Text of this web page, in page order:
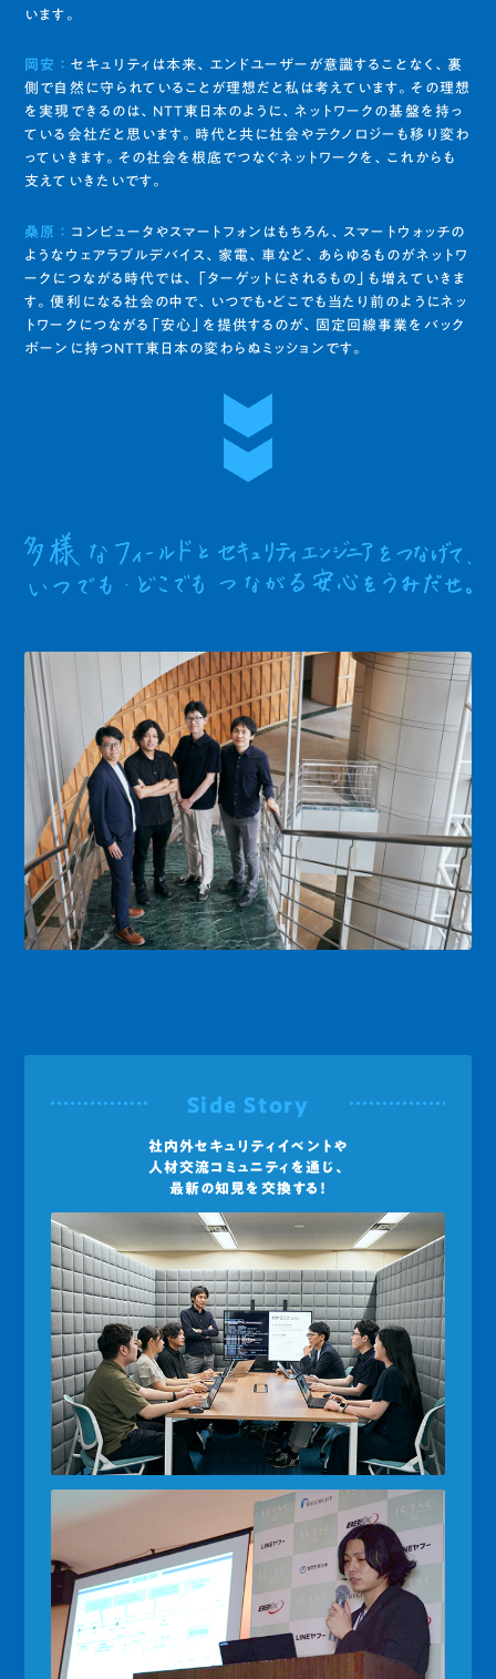
います。
岡安 ： セキュリティは本来、エンドユーザーが意識することなく、裏
側で自然に守られていることが理想だと私は考えています。その理想
を実現できるのは、NTT東日本のように、ネットワークの基盤を持っ
ている会社だと思います。時代と共に社会やテクノロジーも移り変わ
っていきます。その社会を根底でつなぐネットワークを、これからも
支えていきたいです。
桑原 ： コンピュータやスマートフォンはもちろん、スマートウォッチの
ようなウェアラブルデバイス、家電、車など、あらゆるものがネットワ
ークにつながる時代では、「ターゲットにされるもの」も増えていきま
す。便利になる社会の中で、いつでも・どこでも当たり前のようにネッ
トワークにつながる「安心」を提供するのが、固定回線事業をバック
ボーンに持つNTT東日本の変わらぬミッションです。
Side Story
社内外セキュリティイベントや
人材交流コミュニティを通じ、
最新の知見を交換する！